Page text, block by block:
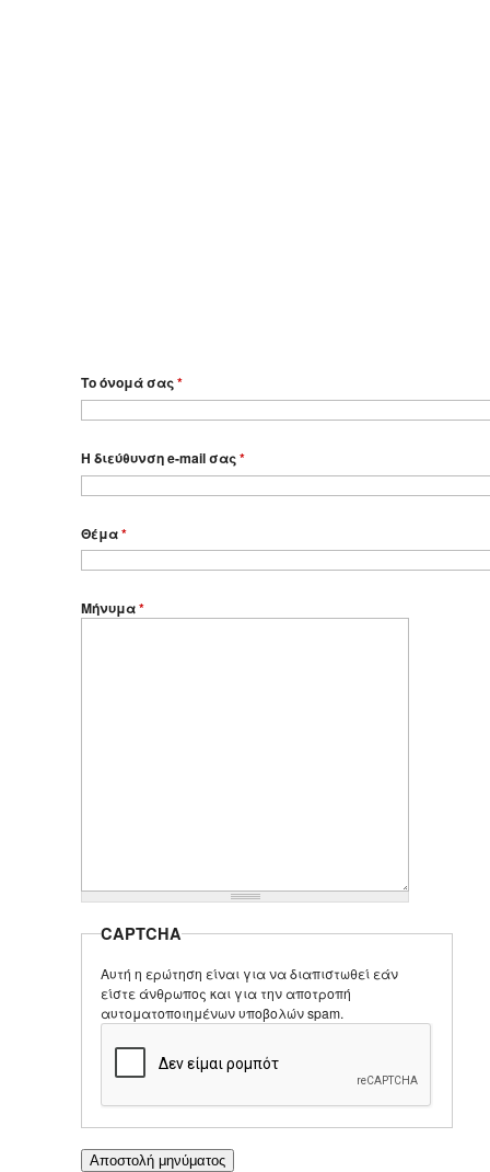
Το όνομά σας*
Η διεύθυνση e-mail σας*
Θέμα*
Μήνυμα*
CAPTCHA
Αυτή η ερώτηση είναι για να διαπιστωθεί εάν
είστε άνθρωπος και για την αποτροπή
αυτοματοποιημένων υποβολών spam.